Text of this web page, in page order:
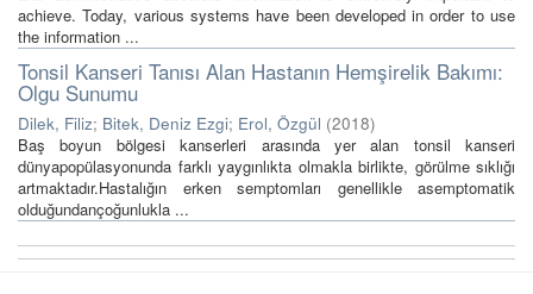
achieve. Today, various systems have been developed in order to use
the information ...
Tonsil Kanseri Tanısı Alan Hastanın Hemşirelik Bakımı:
Olgu Sunumu
Dilek, Filiz; Bitek, Deniz Ezgi; Erol, Özgül (2018)
Baş boyun bölgesi kanserleri arasında yer alan tonsil kanseri
dünyapopülasyonunda farklı yaygınlıkta olmakla birlikte, görülme sıklığı
artmaktadır.Hastalığın erken semptomları genellikle asemptomatik
olduğundançoğunlukla ...